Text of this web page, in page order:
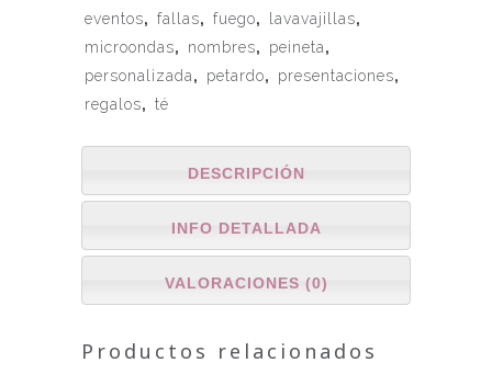
eventos, fallas, fuego, lavavajillas,
microondas, nombres, peineta,
personalizada, petardo, presentaciones,
regalos, té
DESCRIPCIÓN
INFO DETALLADA
VALORACIONES (0)
Productos relacionados